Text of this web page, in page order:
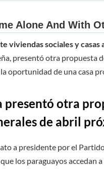
viviendas sociales y
presentó otra propuesta
oportunidad de una casa
presentó otra
de abril
a presidente por el
los paraguayos accedan